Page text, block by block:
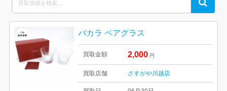
for:
バカラ ペアグラス
買取金額 2,000 円
買取店舗 さすがや川越店